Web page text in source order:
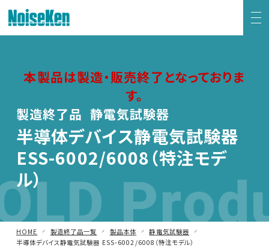
本製品は製造・販売終了となっておりま
す。
製造終了品 静電気試験器
半導体デバイス静電気試験器
ESS-6002/6008（特注モデ
ル）
HOME 製造終了品一覧 製品本体
静電気試験器
半導体デバイス静電気試験器 ESS-6002/6008（特注モデル）
方形波インパルスノイズ試験器
ファスト・トランジェント/バースト試験器
雷サージ試験器
電源電圧変動試験器・その他試験器